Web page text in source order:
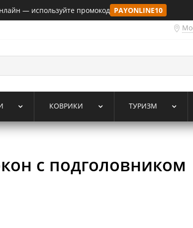
— используйте промокод PAYONLINE10
КОВРИКИ ТУРИЗМ
с подголовником